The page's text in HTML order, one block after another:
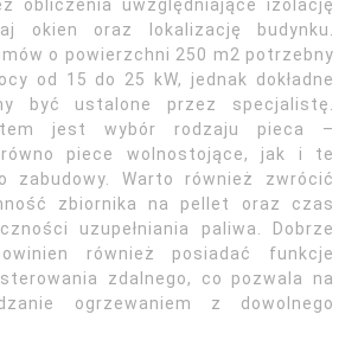
obliczenia uwzględniające izolację
okien oraz lokalizację budynku.
o powierzchni 250 m2 potrzebny
od 15 do 25 kW, jednak dokładne
być ustalone przez specjalistę.
jest wybór rodzaju pieca –
piece wolnostojące, jak i te
zabudowy. Warto również zwrócić
zbiornika na pellet oraz czas
uzupełniania paliwa. Dobrze
również posiadać funkcje
zdalnego, co pozwala na
ogrzewaniem z dowolnego